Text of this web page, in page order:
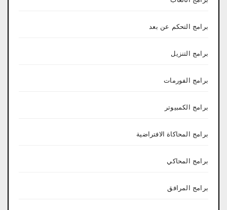
برامج التحكم عن بعد
برامج التنزيل
برامج الفورمات
برامج الكمبيوتر
برامج المحاكاة الافتراضية
برامج المحاكي
برامج المرافق